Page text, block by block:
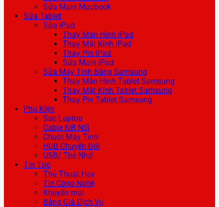
Sửa Main Macbook
Sửa Tablet
Sửa iPad
Thay Màn Hình iPad
Thay Mặt Kính iPad
Thay Pin iPad
Sửa Main iPad
Sửa Máy Tính Bảng Samsung
Thay Màn Hình Tablet Samsung
Thay Mặt Kính Tablet Samsung
Thay Pin Tablet Samsung
Phụ Kiện
Sạc Laptop
Cable Kết Nối
Chuột Máy Tính
HUB Chuyển Đổi
USB/ Thẻ Nhớ
Tin Tức
Thủ Thuật Hay
Tin Công Nghệ
Khuyến mại
Bảng Giá Dịch Vụ